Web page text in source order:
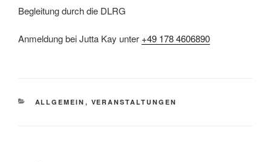
Begleitung durch die DLRG
Anmeldung bei Jutta Kay unter +49 178 4606890
ALLGEMEIN , VERANSTALTUNGEN